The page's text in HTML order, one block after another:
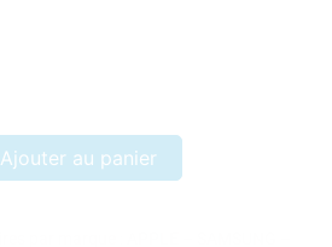
Ajouter au panier